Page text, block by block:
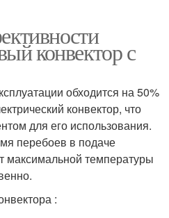
конвектор с
обходится на 50%
конвектор, что
для его использования.
перебоев в подаче
максимальной температуры
: